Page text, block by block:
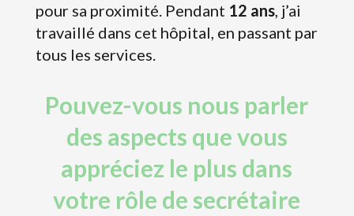
pour sa proximité. Pendant 12 ans, j’ai
travaillé dans cet hôpital, en passant par
tous les services.
Pouvez-vous nous parler
des aspects que vous
appréciez le plus dans
votre rôle de secrétaire